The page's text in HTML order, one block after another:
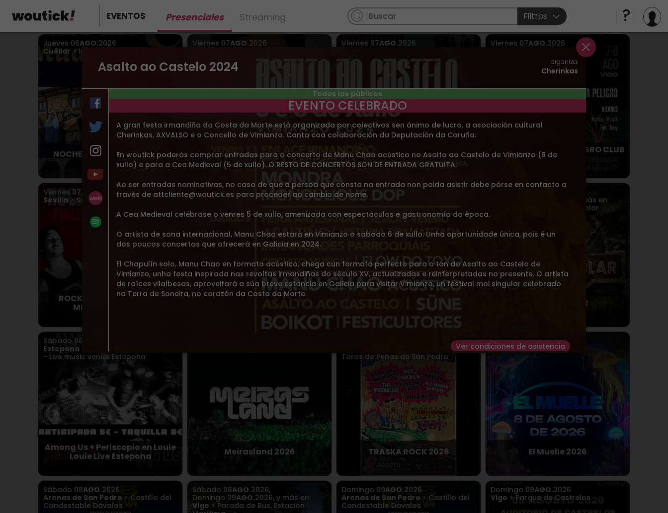
Asalto ao Castelo 2024 organiza:
Cherinkas
Todos los públicos
EVENTO CELEBRADO
A gran festa irmandiña da Costa da Morte está organizada por colectivos sen ánimo de lucro, a asociación cultural
Cherinkas, AXVALSO e o Concello de Vimianzo. Conta coa colaboración da Deputación da Coruña.
En woutick poderás comprar entradas para o concerto de Manu Chao acústico no Asalto ao Castelo de Vimianzo (6 de
xullo) e para a Cea Medieval (5 de xullo). O RESTO DE CONCERTOS SON DE ENTRADA GRATUITA.
Ao ser entradas nominativas, no caso de que a persoa que consta na entrada non poida asistir debe pórse en contacto a
través de attcliente@woutick.es para proceder ao cambio de nome.
A Cea Medieval celébrase o venres 5 de xullo, amenizada con espectáculos e gastronomía da época.
O artista de sona internacional, Manu Chao estará en Vimianzo o sábado 6 de xullo. Unha oportunidade única, pois é un
dos poucos concertos que ofrecerá en Galicia en 2024.
El Chapulín solo, Manu Chao en formato acústico, chega cun formato perfecto para o ton do Asalto ao Castelo de
Vimianzo, unha festa inspirada nas revoltas irmandiñas do século XV, actualizadas e reinterpretadas no presente. O artista
de raíces vilalbesas, aproveitará a súa breve estancia en Galicia para visitar Vimianzo, un festival moi singular celebrado
na Terra de Soneira, no corazón da Costa da Morte.
Ver condiciones de asistencia
EVENTOS Presenciales Streaming Filtros
Jueves 06AGO.2026
Cuéllar > Iglesia San Martin
NOCHES DEL MUDÉJAR 2026
Desde 5.00€
Viernes 07AGO.2026
Abraham Mateo no incluye
entrada
1.63€
Viernes 07AGO.2026
Francisco
VELADAS DE SAN FRANCISCO
2026
Desde 7.00€
Viernes 07AGO.2026
OVERDOSE CLUB X PELIGRO CLUB
MARISQUIÑO
Viernes 07AGO.2026
Sevilla > Sala Even
ROCK THE HOUSE + PHILIP
MIRROR en Sevilla
Viernes07AGO.2026,
Sábado08AGO.2026
Roneo Doppler Marisquiño
Sábado 08AGO.
Sevilla> Sala Even
ONLY DRUM AND BASS ( Josan
GT + Rorroux Bday )
Sábado
y más en
> Terra Núblar
TERRA NÚBLAR
Sábado 08
Estepona > Louie Louie Live Estepona
- Live music venue Estepona
Among Us + Periscopio en Louie
Louie Live Estepona Meirasland 2026
> Plaza de
Toros de Peñas de San Pedro
TRASKA ROCK 2026
Sábado08AGO.2026
Candeleda> Candeleda
El Muelle 2026
Sábado 08AGO.2026
Arenas de San Pedro > Castillo del
Condestable Dávalos
Sábado 08AGO.2026,
Domingo 09AGO.2026, y más en
Vigo > Parada de Bus, Estación
Domingo 09AGO.2026
Arenas de San Pedro > Castillo del
Condestable Dávalos
Domingo 09AGO.2026
Vigo > Parque de Castrelos